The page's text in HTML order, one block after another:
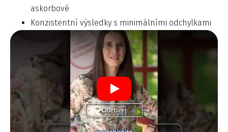
askorbové
Konzistentní výsledky s minimálními odchylkami
Play